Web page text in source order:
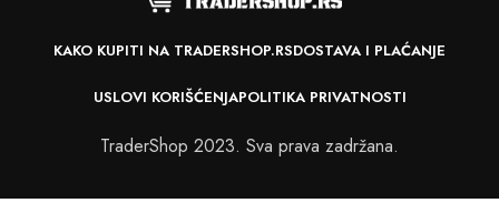
KAKO KUPITI NA TRADERSHOP.RSDOSTAVA I PLAĆANJE
USLOVI KORIŠĆENJAPOLITIKA PRIVATNOSTI
TraderShop 2023. Sva prava zadržana.